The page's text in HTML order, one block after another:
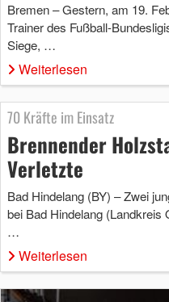
Bremen – Gestern, am 19.
Trainer des Fußball-
Siege, …
Weiterlesen
70 Kräfte im Einsatz
Brennender
Verletzte
Bad Hindelang (BY) – Zwei
bei Bad Hindelang (Landkreis
…
Weiterlesen